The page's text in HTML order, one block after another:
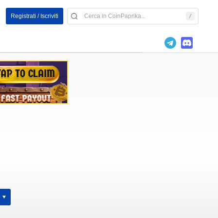
Registrati / Iscriviti